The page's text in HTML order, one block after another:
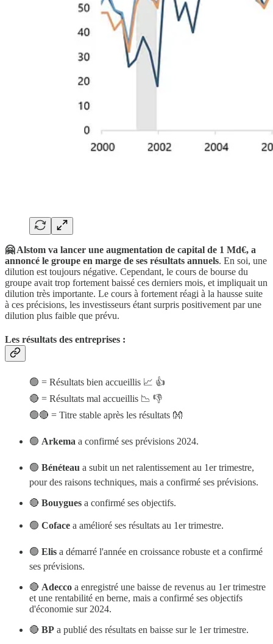
🤗 Alstom va lancer une augmentation de capital de 1 Md€, a
annoncé le groupe en marge de ses résultats annuels. En soi, une
dilution est toujours négative. Cependant, le cours de bourse du
groupe avait trop fortement baissé ces derniers mois, et impliquait un
dilution très importante. Le cours à fortement réagi à la hausse suite
à ces précisions, les investisseurs étant surpris positivement par une
dilution plus faible que prévu.
Les résultats des entreprises :
🟢 = Résultats bien accueillis 📈 👍
🔴 = Résultats mal accueillis 📉 👎
🟢🔴 = Titre stable après les résultats 👐
🟢 Arkema a confirmé ses prévisions 2024.
🟢 Bénéteau a subit un net ralentissement au 1er trimestre,
pour des raisons techniques, mais a confirmé ses prévisions.
🔴 Bouygues a confirmé ses objectifs.
🟢 Coface a amélioré ses résultats au 1er trimestre.
🟢 Elis a démarré l'année en croissance robuste et a confirmé
ses prévisions.
🔴 Adecco a enregistré une baisse de revenus au 1er trimestre
et une rentabilité en berne, mais a confirmé ses objectifs
d'économie sur 2024.
🔴 BP a publié des résultats en baisse sur le 1er trimestre.